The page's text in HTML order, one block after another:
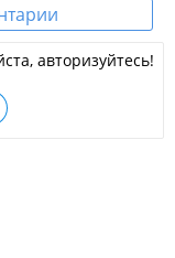
Origo, HELPER
аппаратов MMA
TIG
сварки.
авторизуйтесь!